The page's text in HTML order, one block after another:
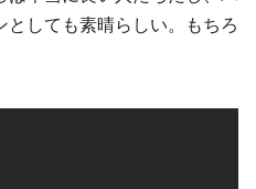
しても素晴らしい。もちろ